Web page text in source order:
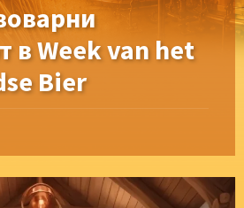
в Week van het
Bier